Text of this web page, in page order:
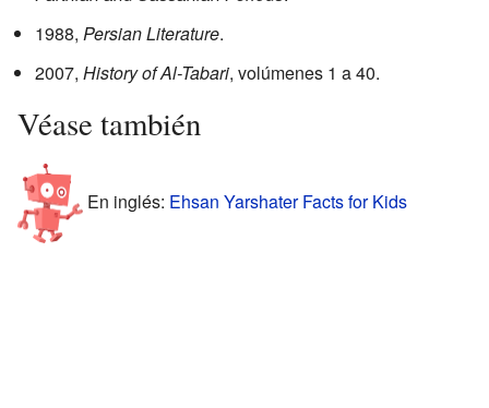
1988, Persian Literature.
2007, History of Al-Tabari, volúmenes 1 a 40.
Véase también
En inglés: Ehsan Yarshater Facts for Kids